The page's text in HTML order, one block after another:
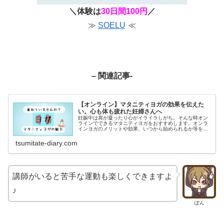
＼体験は30日間100円 ／
≫ SOELU ≪
– 関連記事-
【オンライン】マタニティヨガの効果を伝えた
い。心も体も疲れた妊婦さんへ
妊娠中は肩が凝ったり心がイライラしがち。そんな時オン
ラインでできるマタニティヨガをおすすめします。オンラ
インヨガのメリットや効果、いつから始められるか等をま
tsumitate-diary.com
ぽん
講師がいると苦手な運動も楽しくできますよ
♪